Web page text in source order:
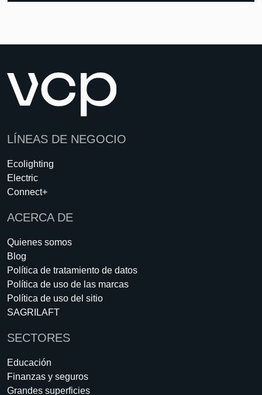
LÍNEAS DE NEGOCIO
Ecolighting
Electric
Connect+
ACERCA DE
Quienes somos
Blog
Política de tratamiento de datos
Política de uso de las marcas
Política de uso del sitio
SAGRILAFT
SECTORES
Educación
Finanzas y seguros
Grandes superficies